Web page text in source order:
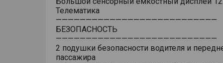
Телематика
———————————————————————————
БЕЗОПАСНОСТЬ
———————————————————————————
2 подушки безопасности водителя и
пассажира